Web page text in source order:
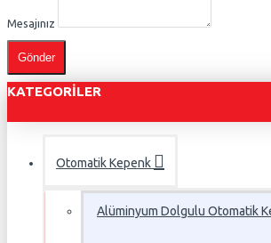
Mesajınız
Gönder
KATEGORILER
Otomatik Kepenk
Alüminyum Dolgulu Otomatik